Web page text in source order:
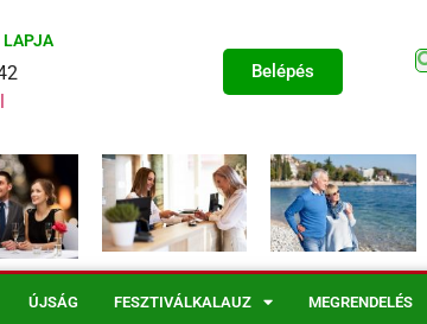
LAPJA
Belépés
ÚJSÁG FESZTIVÁLKALAUZ MEGRENDELÉS